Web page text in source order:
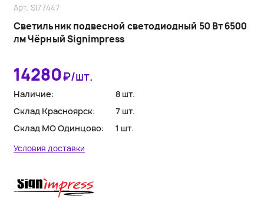
Светильник подвесной светодиодный 50 Вт 6500
лм Чёрный Signimpress
Арт. SI77447
14280₽/шт.
Наличие:
8 шт.
Склад Красноярск:
7 шт.
Склад МО Одинцово:
1 шт.
Условия доставки